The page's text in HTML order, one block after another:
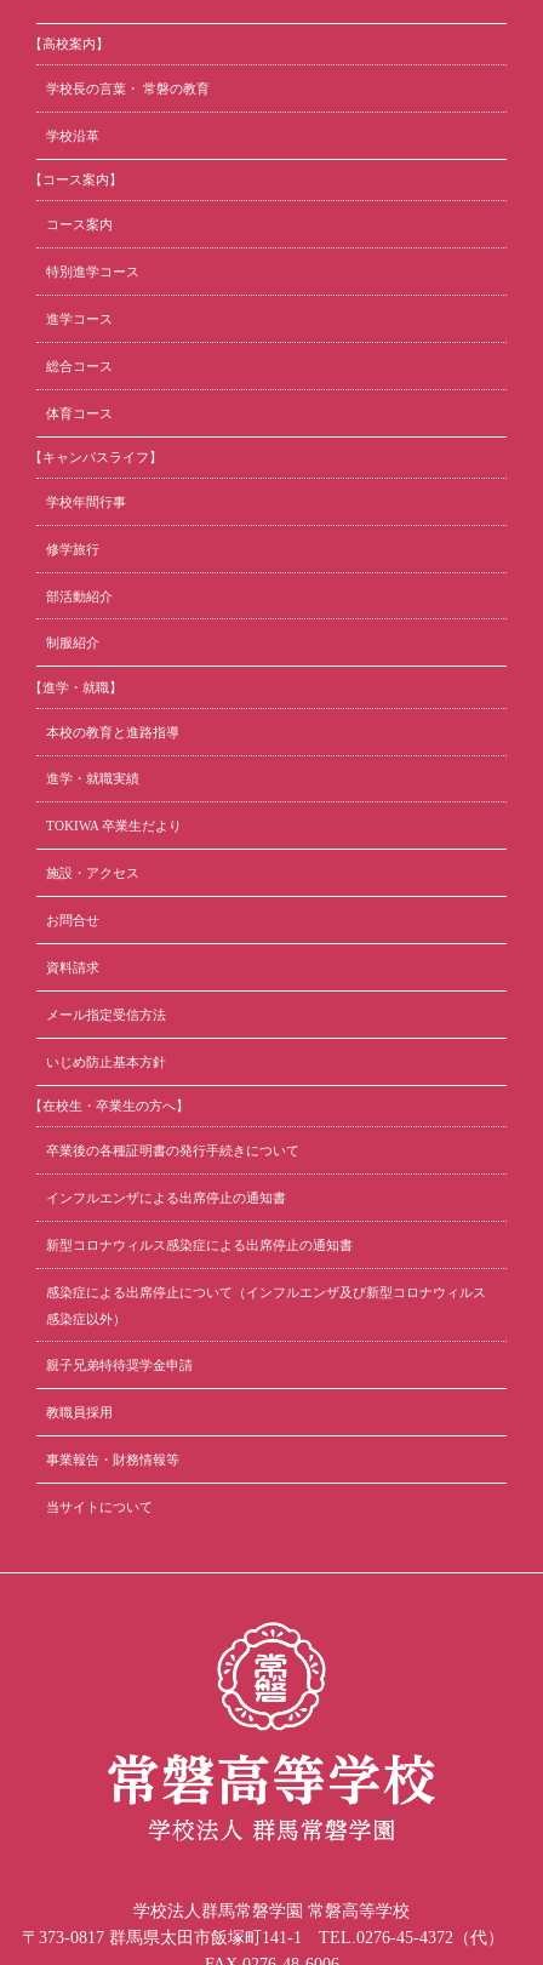
【高校案内】
学校長の言葉・ 常磐の教育
学校沿革
【コース案内】
コース案内
特別進学コース
進学コース
総合コース
体育コース
【キャンパスライフ】
学校年間行事
修学旅行
部活動紹介
制服紹介
【進学・就職】
本校の教育と進路指導
進学・就職実績
TOKIWA 卒業生だより
施設・アクセス
お問合せ
資料請求
メール指定受信方法
いじめ防止基本方針
【在校生・卒業生の方へ】
卒業後の各種証明書の発行手続きについて
インフルエンザによる出席停止の通知書
新型コロナウィルス感染症による出席停止の通知書
感染症による出席停止について（インフルエンザ及び新型コロナウィルス
感染症以外）
親子兄弟特待奨学金申請
教職員採用
事業報告・財務情報等
当サイトについて
学校法人群馬常磐学園 常磐高等学校
〒373-0817 群馬県太田市飯塚町141-1 TEL.0276-45-4372（代）